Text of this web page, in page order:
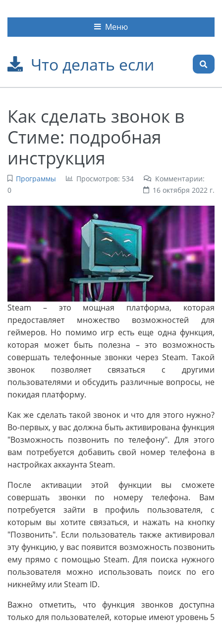
Что делать если
Меню
Как сделать звонок в
Стиме: подробная
инструкция
Программы Просмотров: 534
Комментарии:
0
16 октября 2022 г.
Steam – это мощная платформа, которая
предоставляет множество возможностей для
геймеров. Но помимо игр есть еще одна функция,
которая может быть полезна – это возможность
совершать телефонные звонки через Steam. Такой
звонок позволяет связаться с другими
пользователями и обсудить различные вопросы, не
покидая платформу.
Как же сделать такой звонок и что для этого нужно?
Во-первых, у вас должна быть активирована функция
"Возможность позвонить по телефону". Для этого
вам потребуется добавить свой номер телефона в
настройках аккаунта Steam.
После активации этой функции вы сможете
совершать звонки по номеру телефона. Вам
потребуется зайти в профиль пользователя, с
которым вы хотите связаться, и нажать на кнопку
"Позвонить". Если пользователь также активировал
эту функцию, у вас появится возможность позвонить
ему прямо с помощью Steam. Для поиска нужного
пользователя можно использовать поиск по его
никнейму или Steam ID.
Важно отметить, что функция звонков доступна
только для пользователей, которые имеют уровень 5